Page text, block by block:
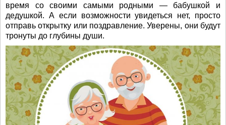
время со своими самыми родными — бабушкой и
дедушкой. А если возможности увидеться нет, просто
отправь открытку или поздравление. Уверены, они будут
тронуты до глубины души.